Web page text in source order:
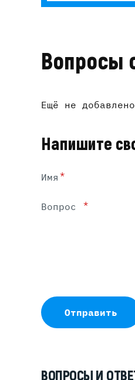
Вопросы
Ещё не
Напишите
Имя *
Вопрос *
Отправить
ВОПРОСЫ И